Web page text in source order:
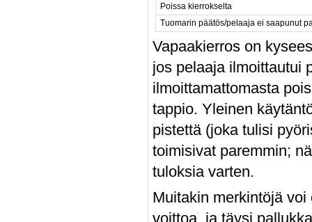
Poissa kierrokselta
Tuomarin päätös/pelaaja ei saapunut
Vapaakierros on
jos pelaaja ilmoittautui
ilmoittamattomasta
tappio. Yleinen
pistettä (joka tulisi
toimisivat paremmin;
tuloksia varten.
Muitakin merkintöjä
voittoa, ja täysi